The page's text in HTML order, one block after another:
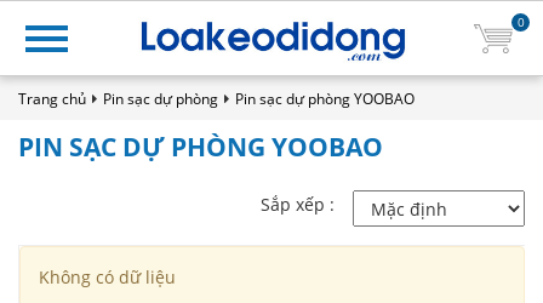
0
Trang chủ Pin sạc dự phòng Pin sạc dự phòng YOOBAO
PIN SẠC DỰ PHÒNG YOOBAO
Sắp xếp :
Không có dữ liệu